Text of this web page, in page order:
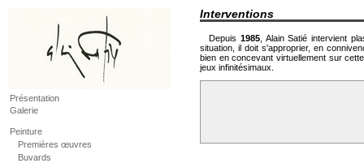
Interventions
Depuis 1985, Alain Satié intervient
situation, il doit s'approprier, en
bien en concevant virtuellement sur
jeux infinitésimaux.
Présentation
Galerie
Peinture
Premières œuvres
Buvards